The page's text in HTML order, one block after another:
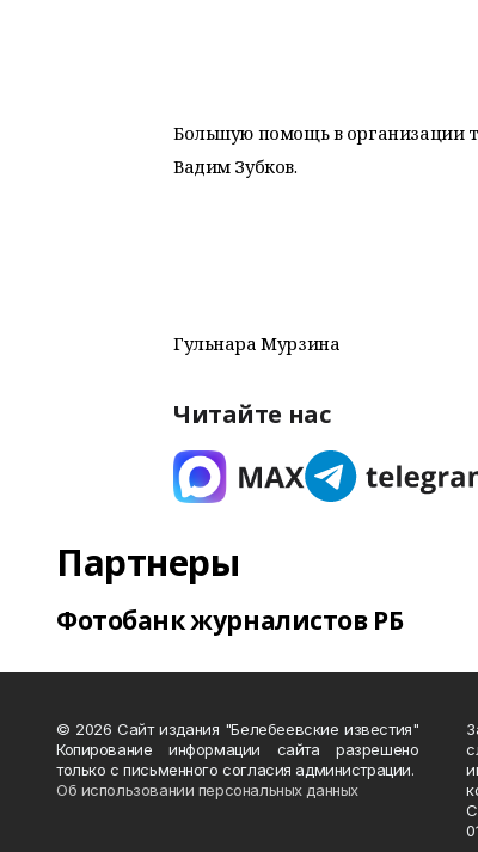
Большую помощь в организации
Вадим Зубков.
Гульнара Мурзина
Читайте нас
Партнеры
Фотобанк журналистов РБ
© 2026 Сайт издания "Белебеевские известия"
Копирование информации сайта разрешено
только с письменного согласия администрации.
Об использовании персональных данных